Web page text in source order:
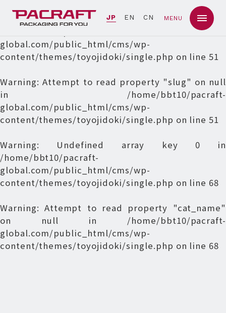
JP EN CN MENU
Warning: Undefined array key 0 in
global.com/public_html/cms/wp-
content/themes/toyojidoki/single.php on line51
Warning: Attempt to read property "slug" on null
in /home/bbt10/pacraft-
global.com/public_html/cms/wp-
content/themes/toyojidoki/single.php on line51
Warning: Undefined array key 0 in
/home/bbt10/pacraft-
global.com/public_html/cms/wp-
content/themes/toyojidoki/single.php on line 68
Warning: Attempt to read property "cat_name"
on null in /home/bbt10/pacraft-
global.com/public_html/cms/wp-
content/themes/toyojidoki/single.php on line 68